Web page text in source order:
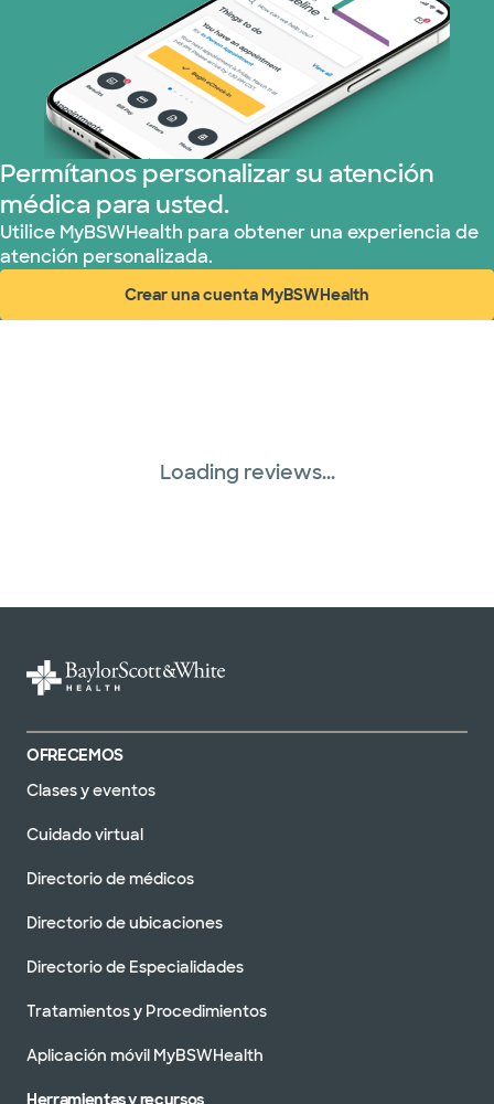
Permítanos personalizar su atención
médica para usted.
Utilice MyBSWHealth para obtener una experiencia de
atención personalizada.
Crear una cuenta MyBSWHealth
(abre en ventana nueva)
Loading reviews...
OFRECEMOS
Clases y eventos
Cuidado virtual
Directorio de médicos
Directorio de ubicaciones
Directorio de Especialidades
Tratamientos y Procedimientos
Aplicación móvil MyBSWHealth
Herramientas y recursos